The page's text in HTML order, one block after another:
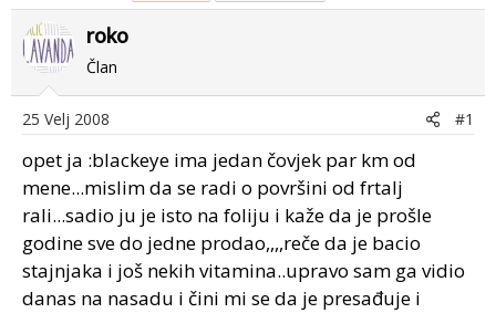
u
p
o
r
e
n
u
o
u
m
p
v
o
g
p
o
t
a
roko
Član
25 Velj 2008 #1
opet ja :blackeye ima jedan čovjek par km od
mene...mislim da se radi o površini od frtalj
rali...sadio ju je isto na foliju i kaže da je prošle
godine sve do jedne prodao,,,,reče da je bacio
stajnjaka i još nekih vitamina..upravo sam ga vidio
danas na nasadu i čini mi se da je presađuje i